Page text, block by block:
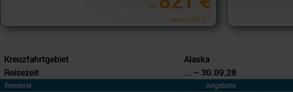
ab
am 03.05.27
Kreuzfahrtgebiet
Alaska
Reisezeit
... – 30.09.28
Reederei Angebote